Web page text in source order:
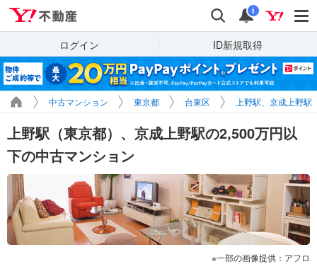
検索 通知
i
ログイン ID新規取得
中古マンション 東京都 台東区 上野駅、京成上野駅
上野駅（東京都）、京成上野駅の2,500万円以
下の中古マンション
一部の画像提供：アフロ